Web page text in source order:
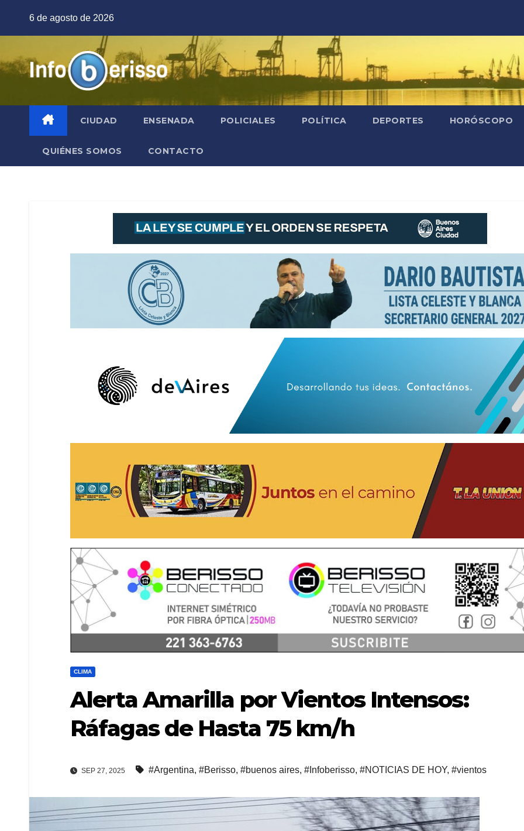
6 de agosto de 2026
CIUDAD ENSENADA POLICIALES POLÍTICA DEPORTES HORÓSCOPO
QUIÉNES SOMOS CONTACTO
CLIMA
Alerta Amarilla por Vientos Intensos:
Ráfagas de Hasta 75 km/h
SEP 27, 2025 #Argentina, #Berisso, #buenos aires, #Infoberisso, #NOTICIAS DE HOY, #vientos